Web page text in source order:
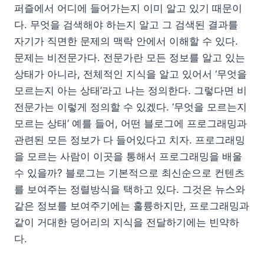
퍼즐에서 어디에 들어가는지 이미 알고 있기 때문이
다. 무엇을 검색해야 하는지 알고 그 검색된 결과를
자기가 직면한 문제의 맥락 안에서 이해할 수 있다.
문제는 비전문가다. 전문가란 모든 정보를 알고 있는
상태가 아니라, 전체적인 지식을 알고 있어서 ‘무엇을
모르는지 아는 상태’라고 나는 정의한다. 그렇다면 비
전문가는 이렇게 정의할 수 있겠다. ‘무엇을 모르는지
모르는 상태’ 예를 들어, 어떤 블로그에 프로그래밍과
관련된 모든 정보가 다 들어있다고 치자. 프로그래밍
을 모르는 사람이 이곳을 통해서 프로그래밍을 배울
수 있을까? 블로그는 기본적으로 최신순으로 컨텐츠
를 보여주는 정렬방식을 택하고 있다. 그것은 뉴스와
같은 정보를 보여주기에는 훌륭하지만, 프로그래밍과
같이 거대한 덩어리의 지식을 전달하기에는 빈약하
다.